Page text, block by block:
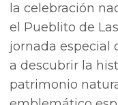
la celebración
el Pueblito de
jornada especial
a descubrir la
patrimonio